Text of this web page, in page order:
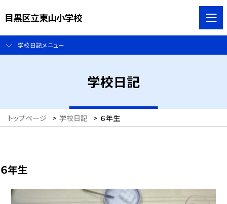
目黒区立東山小学校
学校日記メニュー
学校日記
トップページ > 学校日記 > ６年生
６年生